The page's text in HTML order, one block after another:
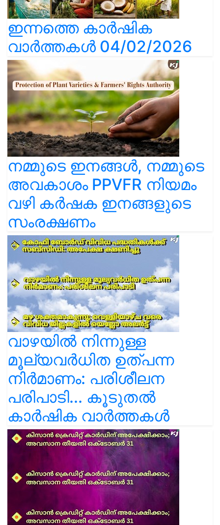
ഇന്നത്തെ കാർഷിക
വാർത്തകൾ 04/02/2026
നമ്മുടെ ഇനങ്ങൾ, നമ്മുടെ
അവകാശം PPVFR നിയമം
വഴി കർഷക ഇനങ്ങളുടെ
സംരക്ഷണം
വാഴയിൽ നിന്നുള്ള
മൂല്യവർധിത ഉത്പന്ന
നിർമാണം: പരിശീലന
പരിപാടി... കൂടുതൽ
കാർഷിക വാർത്തകൾ